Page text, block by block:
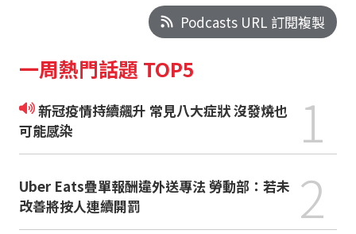
Podcasts URL 訂閱複製
一周熱門話題 TOP5
新冠疫情持續飆升 常見八大症狀 沒發燒也
可能感染
1
Uber Eats疊單報酬違外送專法 勞動部：若未
改善將按人連續開罰
2